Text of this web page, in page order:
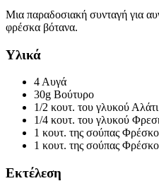
Μια παραδοσιακή συνταγή για
φρέσκα βότανα.
Υλικά
4 Αυγά
30g Βούτυρο
1/2 κουτ. του γλυκού Αλάτι
1/4 κουτ. του γλυκού
1 κουτ. της σούπας
1 κουτ. της σούπας
Εκτέλεση